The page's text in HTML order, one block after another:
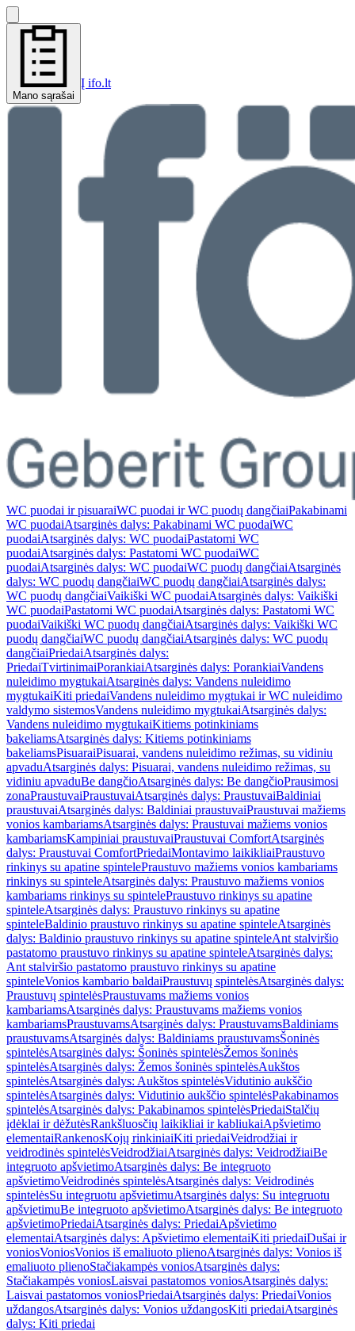
Mano sąrašai
Į ifo.lt
WC puodai ir pisuaraiWC puodai ir WC puodų dangčiaiPakabinami
WC puodaiAtsarginės dalys: Pakabinami WC puodaiWC
puodaiAtsarginės dalys: WC puodaiPastatomi WC
puodaiAtsarginės dalys: Pastatomi WC puodaiWC
puodaiAtsarginės dalys: WC puodaiWC puodų dangčiaiAtsarginės
dalys: WC puodų dangčiaiWC puodų dangčiaiAtsarginės dalys:
WC puodų dangčiaiVaikiški WC puodaiAtsarginės dalys: Vaikiški
WC puodaiPastatomi WC puodaiAtsarginės dalys: Pastatomi WC
puodaiVaikiški WC puodų dangčiaiAtsarginės dalys: Vaikiški WC
puodų dangčiaiWC puodų dangčiaiAtsarginės dalys: WC puodų
dangčiaiPriedaiAtsarginės dalys:
PriedaiTvirtinimaiPorankiaiAtsarginės dalys: PorankiaiVandens
nuleidimo mygtukaiAtsarginės dalys: Vandens nuleidimo
mygtukaiKiti priedaiVandens nuleidimo mygtukai ir WC nuleidimo
valdymo sistemosVandens nuleidimo mygtukaiAtsarginės dalys:
Vandens nuleidimo mygtukaiKitiems potinkiniams
bakeliamsAtsarginės dalys: Kitiems potinkiniams
bakeliamsPisuaraiPisuarai, vandens nuleidimo režimas, su vidiniu
apvaduAtsarginės dalys: Pisuarai, vandens nuleidimo režimas, su
vidiniu apvaduBe dangčioAtsarginės dalys: Be dangčioPrausimosi
zonaPraustuvaiPraustuvaiAtsarginės dalys: PraustuvaiBaldiniai
praustuvaiAtsarginės dalys: Baldiniai praustuvaiPraustuvai mažiems
vonios kambariamsAtsarginės dalys: Praustuvai mažiems vonios
kambariamsKampiniai praustuvaiPraustuvai ComfortAtsarginės
dalys: Praustuvai ComfortPriedaiMontavimo laikikliaiPraustuvo
rinkinys su apatine spintelePraustuvo mažiems vonios kambariams
rinkinys su spinteleAtsarginės dalys: Praustuvo mažiems vonios
kambariams rinkinys su spintelePraustuvo rinkinys su apatine
spinteleAtsarginės dalys: Praustuvo rinkinys su apatine
spinteleBaldinio praustuvo rinkinys su apatine spinteleAtsarginės
dalys: Baldinio praustuvo rinkinys su apatine spinteleAnt stalviršio
pastatomo praustuvo rinkinys su apatine spinteleAtsarginės dalys:
Ant stalviršio pastatomo praustuvo rinkinys su apatine
spinteleVonios kambario baldaiPraustuvų spintelėsAtsarginės dalys:
Praustuvų spintelėsPraustuvams mažiems vonios
kambariamsAtsarginės dalys: Praustuvams mažiems vonios
kambariamsPraustuvamsAtsarginės dalys: PraustuvamsBaldiniams
praustuvamsAtsarginės dalys: Baldiniams praustuvamsŠoninės
spintelėsAtsarginės dalys: Šoninės spintelėsŽemos šoninės
spintelėsAtsarginės dalys: Žemos šoninės spintelėsAukštos
spintelėsAtsarginės dalys: Aukštos spintelėsVidutinio aukščio
spintelėsAtsarginės dalys: Vidutinio aukščio spintelėsPakabinamos
spintelėsAtsarginės dalys: Pakabinamos spintelėsPriedaiStalčių
įdėklai ir dėžutėsRankšluosčių laikikliai ir kabliukaiApšvietimo
elementaiRankenosKojų rinkiniaiKiti priedaiVeidrodžiai ir
veidrodinės spintelėsVeidrodžiaiAtsarginės dalys: VeidrodžiaiBe
integruoto apšvietimoAtsarginės dalys: Be integruoto
apšvietimoVeidrodinės spintelėsAtsarginės dalys: Veidrodinės
spintelėsSu integruotu apšvietimuAtsarginės dalys: Su integruotu
apšvietimuBe integruoto apšvietimoAtsarginės dalys: Be integruoto
apšvietimoPriedaiAtsarginės dalys: PriedaiApšvietimo
elementaiAtsarginės dalys: Apšvietimo elementaiKiti priedaiDušai ir
voniosVoniosVonios iš emaliuoto plienoAtsarginės dalys: Vonios iš
emaliuoto plienoStačiakampės voniosAtsarginės dalys:
Stačiakampės voniosLaisvai pastatomos voniosAtsarginės dalys:
Laisvai pastatomos voniosPriedaiAtsarginės dalys: PriedaiVonios
uždangosAtsarginės dalys: Vonios uždangosKiti priedaiAtsarginės
dalys: Kiti priedai